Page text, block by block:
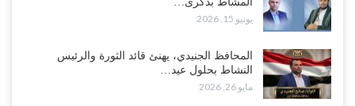
أغسطس 4, 2026
“الضالع“| حملة اجتثاث سعودية لأذرع الزبيدي من معقله الأبرز..!
أغسطس 4, 2026
يونيو 15, 2026
المحافظ الجنيدي، يهنئ قائد الثورة والرئيس
النشاط بحلول عيد…
مايو 26, 2026